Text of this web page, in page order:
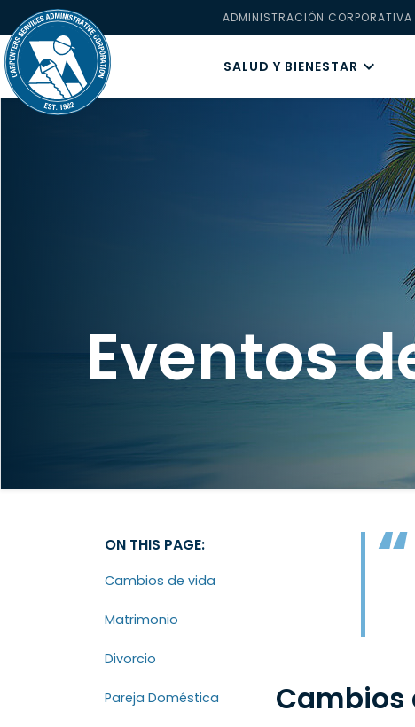
ADMINISTRACIÓN
SALUD Y BIENESTAR
Eventos
ON THIS PAGE:
Cambios de vida
Matrimonio
Divorcio
Pareja Doméstica Cambios